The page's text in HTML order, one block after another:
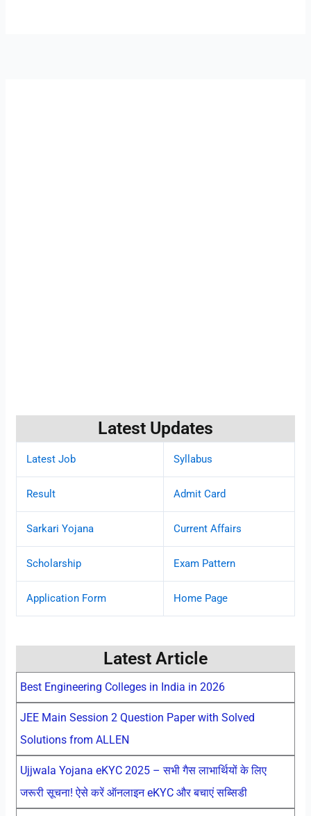
Latest Updates
Latest Job Syllabus
Result Admit Card
Sarkari Yojana Current Affairs
Scholarship Exam Pattern
Application Form Home Page
Latest Article
Best Engineering Colleges in India in 2026
JEE Main Session 2 Question Paper with Solved
Solutions from ALLEN
Ujjwala Yojana eKYC 2025 – सभी गैस लाभार्थियों के लिए
जरूरी सूचना! ऐसे करें ऑनलाइन eKYC और बचाएं सब्सिडी